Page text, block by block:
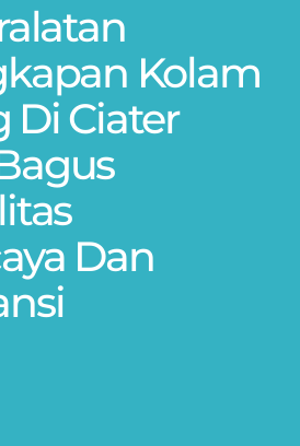
Kolam
Di Ciater
Dan